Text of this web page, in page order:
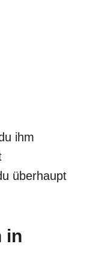
ihm
überhaupt
in